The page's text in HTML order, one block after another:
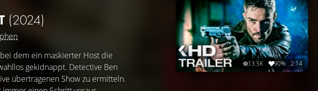
(2024)
dem ein maskierter Host die
gekidnappt. Detective Ben
übertragenen Show zu ermitteln.
13.5K 90% 2:14